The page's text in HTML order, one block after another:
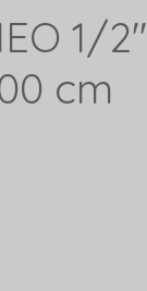
1/2''
cm